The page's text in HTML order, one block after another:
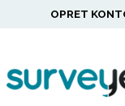
OPRET